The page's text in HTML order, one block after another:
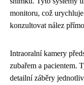
monitoru, což
konzultovat nález
Intraoralní kamery
zubařem a pacientem.
detailní záběry